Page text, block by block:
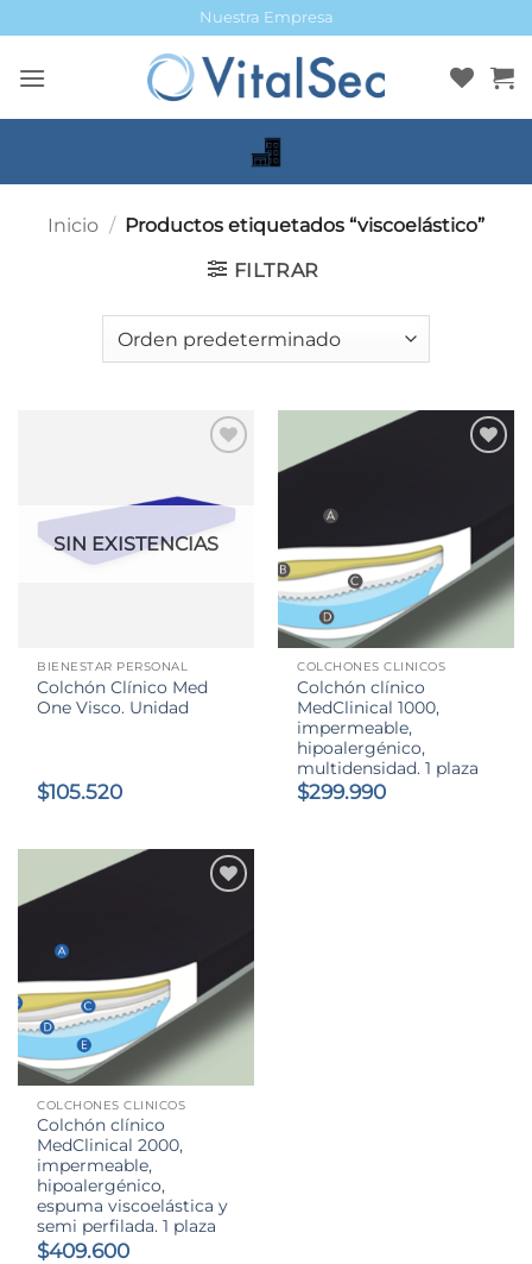
al
contenido
Nuestra Empresa
Inicio / Productos etiquetados “viscoelástico”
FILTRAR
SIN EXISTENCIAS
BIENESTAR PERSONAL
Colchón Clínico Med
One Visco. Unidad
$105.520
COLCHONES CLINICOS
Colchón clínico
MedClinical 1000,
impermeable,
hipoalergénico,
multidensidad. 1 plaza
$299.990
COLCHONES CLINICOS
Colchón clínico
MedClinical 2000,
impermeable,
hipoalergénico,
espuma viscoelástica y
semi perfilada. 1 plaza
$409.600